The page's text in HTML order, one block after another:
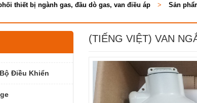
thiết bị ngành gas, đầu dò gas, van điều áp > Sản
Điều Khiển
(TIẾNG VIỆT) VAN